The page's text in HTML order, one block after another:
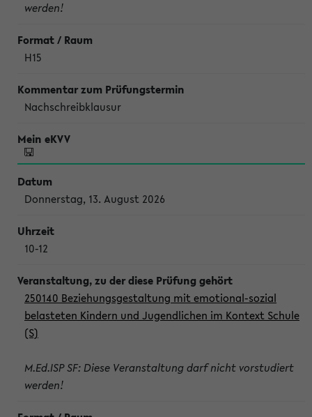
werden!
H15
Nachschreibklausur
Donnerstag, 13. August 2026
10-12
250140 Beziehungsgestaltung mit emotional-sozial
belasteten Kindern und Jugendlichen im Kontext Schule
(S)
M.Ed.ISP SF: Diese Veranstaltung darf nicht vorstudiert
werden!